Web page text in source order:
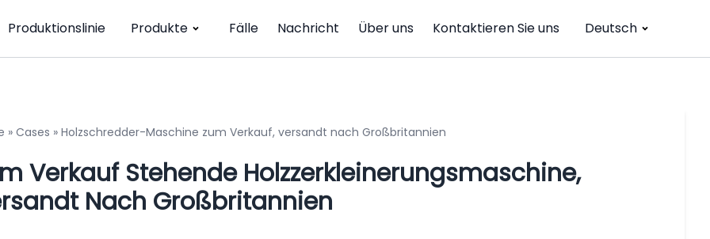
Produktionslinie Produkte Fälle Nachricht Über uns Kontaktieren Sie uns Deutsch
» Cases » Holzschredder-Maschine zum Verkauf, versandt nach Großbritannien
Verkauf Stehende Holzzerkleinerungsmaschine,
Nach Großbritannien